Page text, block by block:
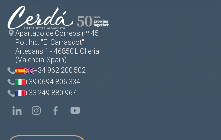
Apartado de Correos nº 45
Pol. Ind. "El Carrascot"
Artesans 1 - 46850 L'Olleria
(Valencia-Spain)
+34 962 200 502
+39 0694 806 334
+33 249 880 967